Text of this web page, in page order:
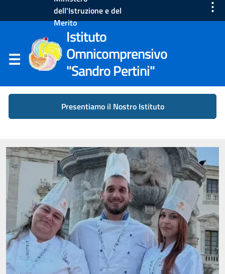
dell'Istruzione e del
Merito
⋮
Istituto
Omnicomprensivo
"Sandro Pertini"
Presentiamo il Nostro Istituto